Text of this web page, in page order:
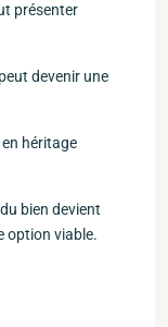
⁣présenter
devenir une
héritage
bien devient
‍option viable.